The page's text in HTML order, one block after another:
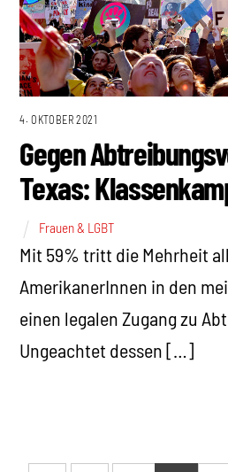
4. OKTOBER 2021
Gegen
Texas:
Frauen & LGBT
Mit 59% tritt die Mehrheit
AmerikanerInnen in den
einen legalen Zugang zu
Ungeachtet dessen […]